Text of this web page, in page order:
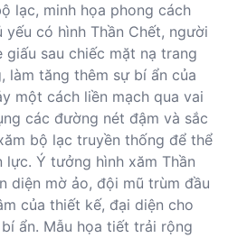
lạc, minh họa phong cách
có hình Thần Chết, người
sau chiếc mặt nạ trang
làm tăng thêm sự bí ẩn của
một cách liền mạch qua vai
các đường nét đậm và sắc
bộ lạc truyền thống để thể
lực. Ý tưởng hình xăm Thần
diện mờ ảo, đội mũ trùm đầu
của thiết kế, đại diện cho
ẩn. Mẫu họa tiết trải rộng